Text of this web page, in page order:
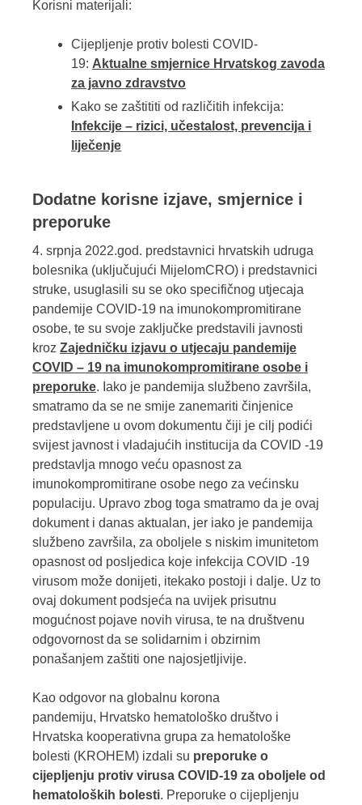
Korisni materijali:
Cijepljenje protiv bolesti COVID-
19: Aktualne smjernice Hrvatskog zavoda
za javno zdravstvo
Kako se zaštititi od različitih infekcija:
Infekcije – rizici, učestalost, prevencija i
liječenje
Dodatne korisne izjave, smjernice i
preporuke
4. srpnja 2022.god. predstavnici hrvatskih udruga
bolesnika (uključujući MijelomCRO) i predstavnici
struke, usuglasili su se oko specifičnog utjecaja
pandemije COVID-19 na imunokompromitirane
osobe, te su svoje zaključke predstavili javnosti
kroz Zajedničku izjavu o utjecaju pandemije
COVID – 19 na imunokompromitirane osobe i
preporuke. Iako je pandemija službeno završila,
smatramo da se ne smije zanemariti činjenice
predstavljene u ovom dokumentu čiji je cilj podići
svijest javnost i vladajućih institucija da COVID -19
predstavlja mnogo veću opasnost za
imunokompromitirane osobe nego za većinsku
populaciju. Upravo zbog toga smatramo da je ovaj
dokument i danas aktualan, jer iako je pandemija
službeno završila, za oboljele s niskim imunitetom
opasnost od posljedica koje infekcija COVID -19
virusom može donijeti, itekako postoji i dalje. Uz to
ovaj dokument podsjeća na uvijek prisutnu
mogućnost pojave novih virusa, te na društvenu
odgovornost da se solidarnim i obzirnim
ponašanjem zaštiti one najosjetljivije.
Kao odgovor na globalnu korona
pandemiju, Hrvatsko hematološko društvo i
Hrvatska kooperativna grupa za hematološke
bolesti (KROHEM) izdali su preporuke o
cijepljenju protiv virusa COVID-19 za oboljele od
hematoloških bolesti. Preporuke o cijepljenju